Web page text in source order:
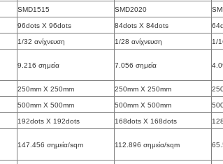
SMD1515 SMD2020
96dots Χ 96dots 84dots Χ 84dots
1/32 ανίχνευση 1/28 ανίχνευση 1/
9.216 σημεία 7.056 σημεία
250mm X 250mm 250mm X 250mm
500mm X 500mm 500mm X 500mm
192dots Χ 192dots 168dots Χ 168dots
147.456 σημεία/sqm 112.896 σημεία/sqm